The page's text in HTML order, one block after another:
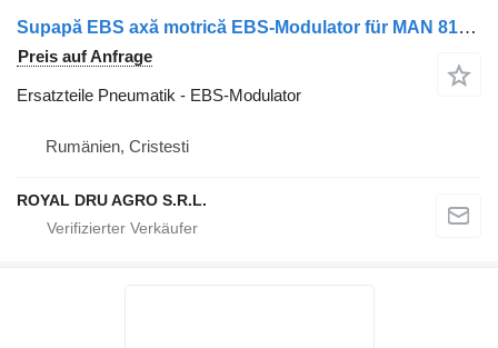
Supapă EBS axă motrică EBS-Modulator für MAN 81521066059 / 81521066066 / 81521066040 / 1527245 / 81521066072 / 81521069066 LKW
Preis auf Anfrage
Ersatzteile Pneumatik - EBS-Modulator
Rumänien, Cristesti
ROYAL DRU AGRO S.R.L.